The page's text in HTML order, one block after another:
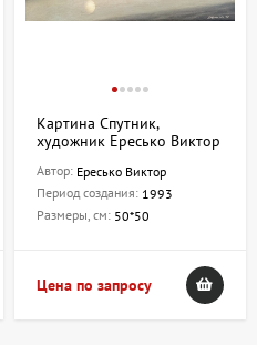
Картина Спутник,
художник Ересько Виктор
Автор: Ересько Виктор
Период создания: 1993
Размеры, см: 50*50
Цена по запросу